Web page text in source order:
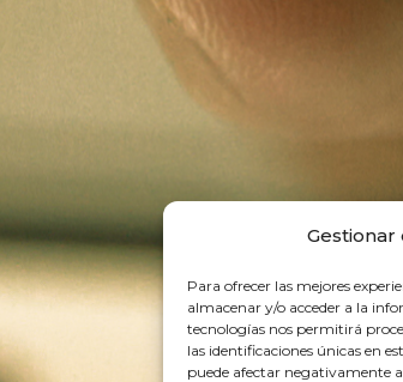
Para ofrecer las mejores
almacenar y/o acceder a la
tecnologías nos permitirá
las identificaciones únicas en
puede afectar negativamente